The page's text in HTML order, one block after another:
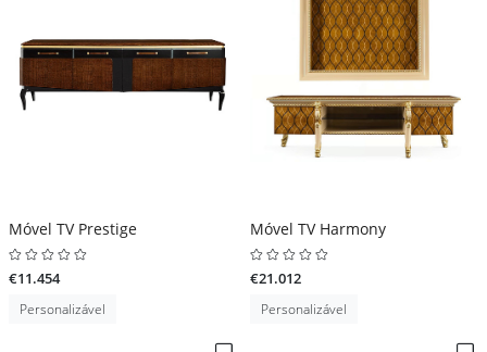
Móvel TV Prestige
€11.454
Personalizável
Móvel TV Harmony
€21.012
Personalizável